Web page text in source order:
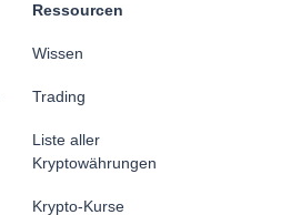
Ressourcen
Wissen
Trading
Liste aller
Kryptowährungen
Krypto-Kurse